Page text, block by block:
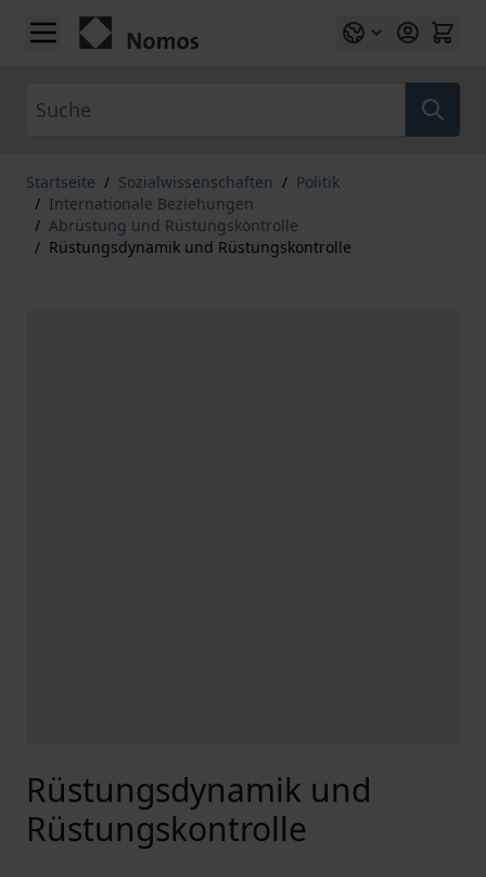
Zum Inhalt springen
Startseite / Sozialwissenschaften / Politik
/ Internationale Beziehungen
/ Abrüstung und Rüstungskontrolle
/ Rüstungsdynamik und Rüstungskontrolle
Rüstungsdynamik und
Rüstungskontrolle